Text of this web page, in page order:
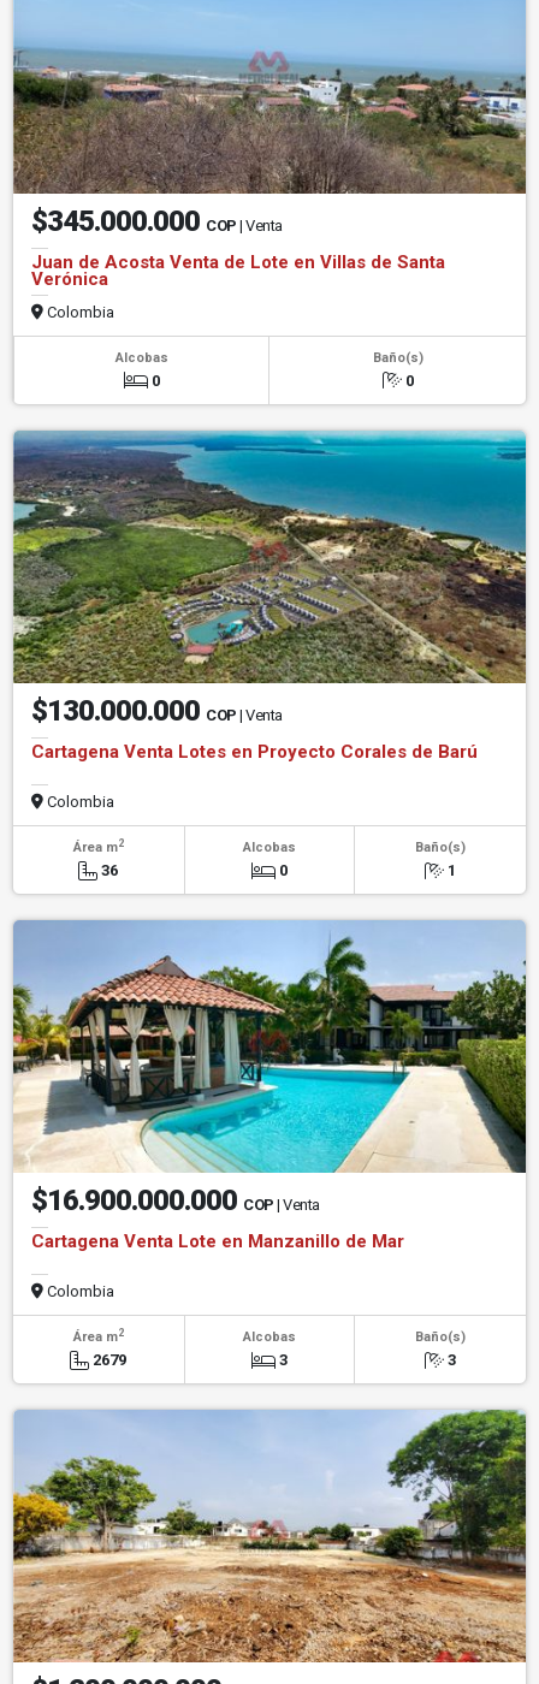
$345.000.000 COP | Venta
Juan de Acosta Venta de Lote en Villas de Santa
Verónica
Colombia
Alcobas
0
Baño(s)
0
$130.000.000 COP | Venta
Cartagena Venta Lotes en Proyecto Corales de Barú
Colombia
Área m2
36
Alcobas
0
Baño(s)
1
$16.900.000.000 COP | Venta
Cartagena Venta Lote en Manzanillo de Mar
Colombia
Área m2
2679
Alcobas
3
Baño(s)
3